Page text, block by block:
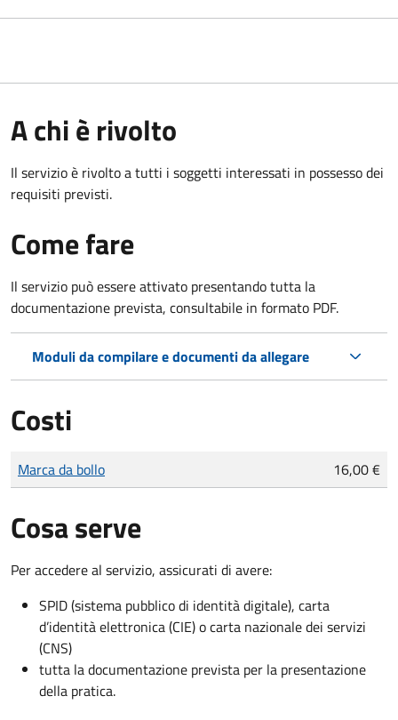
A chi è rivolto
Il servizio è rivolto a tutti i soggetti interessati in possesso dei
requisiti previsti.
Come fare
Il servizio può essere attivato presentando tutta la
documentazione prevista, consultabile in formato PDF.
Moduli da compilare e documenti da allegare
Costi
Tipo di pagamento
Importo
Marca da bollo 16,00 €
Cosa serve
Per accedere al servizio, assicurati di avere:
SPID (sistema pubblico di identità digitale), carta
d’identità elettronica (CIE) o carta nazionale dei servizi
(CNS)
tutta la documentazione prevista per la presentazione
della pratica.